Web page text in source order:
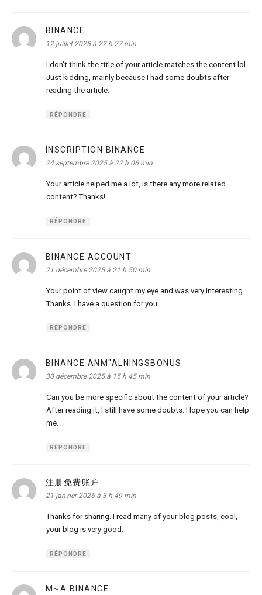
BINANCE
12 juillet 2025 à 22 h 27 min
I don’t think the title of your article matches the content lol.
Just kidding, mainly because I had some doubts after
reading the article.
RÉPONDRE
INSCRIPTION BINANCE
24 septembre 2025 à 22 h 06 min
Your article helped me a lot, is there any more related
content? Thanks!
RÉPONDRE
BINANCE ACCOUNT
21 décembre 2025 à 21 h 50 min
Your point of view caught my eye and was very interesting.
Thanks. I have a question for you.
RÉPONDRE
BINANCE ANM"ALNINGSBONUS
30 décembre 2025 à 15 h 45 min
Can you be more specific about the content of your article?
After reading it, I still have some doubts. Hope you can help
me.
RÉPONDRE
注册免费账户
21 janvier 2026 à 3 h 49 min
Thanks for sharing. I read many of your blog posts, cool,
your blog is very good.
RÉPONDRE
M~A BINANCE